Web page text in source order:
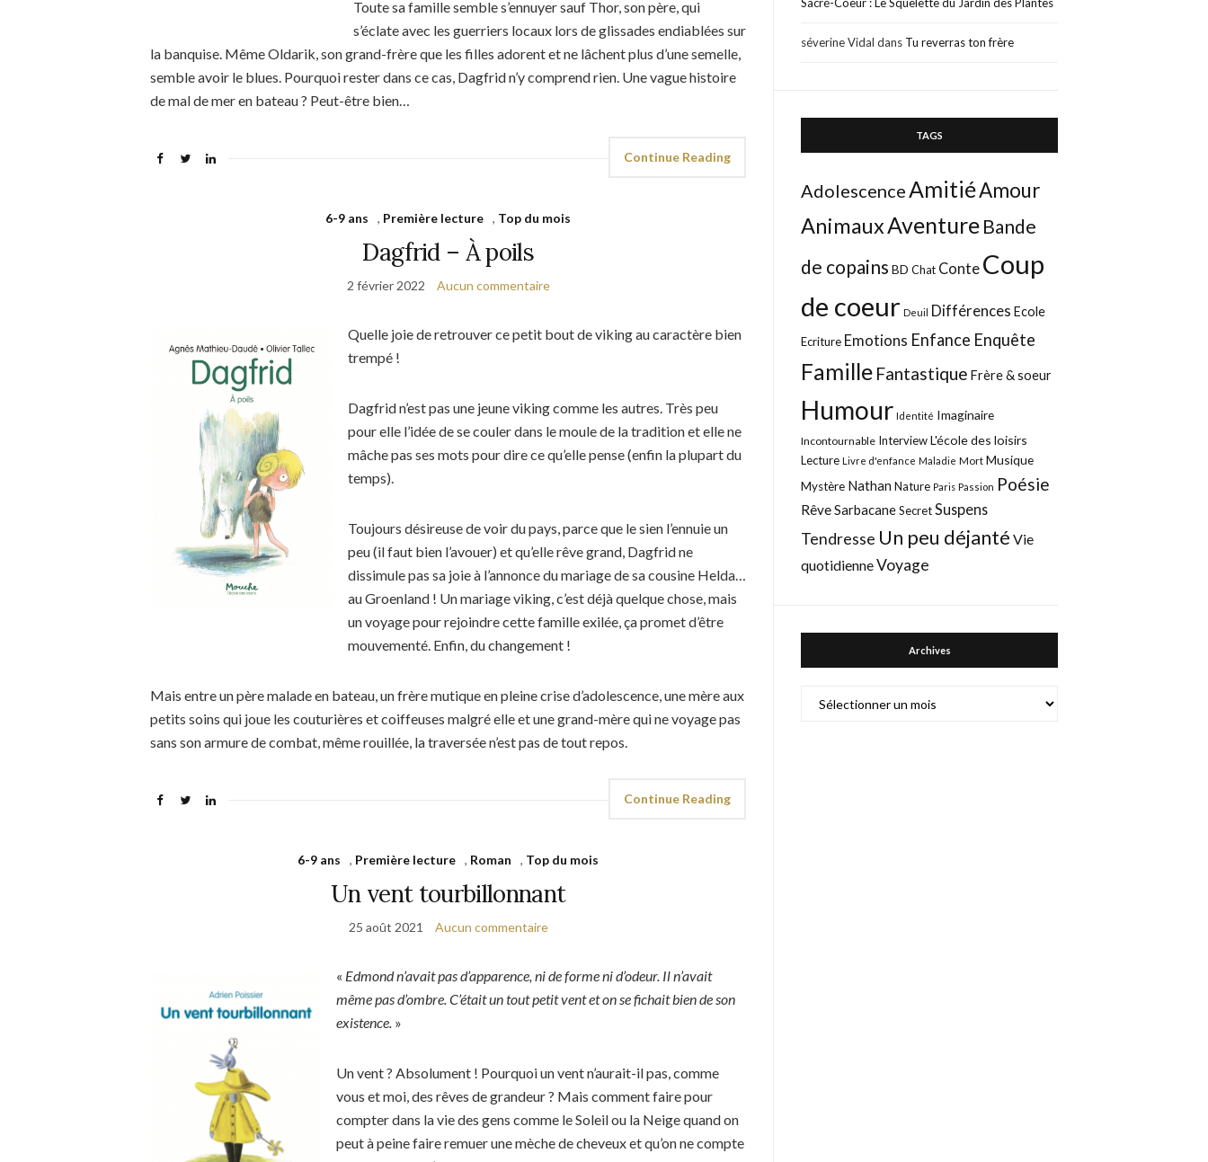
Toute sa famille semble s’ennuyer sauf Thor, son père, qui
s’éclate avec les guerriers locaux lors de glissades endiablées sur
la banquise. Même Oldarik, son grand-frère que les filles adorent et ne lâchent plus d’une semelle,
semble avoir le blues. Pourquoi rester dans ce cas, Dagfrid n’y comprend rien. Une vague histoire
de mal de mer en bateau ? Peut-être bien…
Continue Reading
6-9 ans , Première lecture , Top du mois
Dagfrid – À poils
2 février 2022 Aucun commentaire
Quelle joie de retrouver ce petit bout de viking au caractère bien
trempé !
Dagfrid n’est pas une jeune viking comme les autres. Très peu
pour elle l’idée de se couler dans le moule de la tradition et elle ne
mâche pas ses mots pour dire ce qu’elle pense (enfin la plupart du
temps).
Toujours désireuse de voir du pays, parce que le sien l’ennuie un
peu (il faut bien l’avouer) et qu’elle rêve grand, Dagfrid ne
dissimule pas sa joie à l’annonce du mariage de sa cousine Helda…
au Groenland ! Un mariage viking, c’est déjà quelque chose, mais
un voyage pour rejoindre cette famille exilée, ça promet d’être
mouvementé. Enfin, du changement !
Mais entre un père malade en bateau, un frère mutique en pleine crise d’adolescence, une mère aux
petits soins qui joue les couturières et coiffeuses malgré elle et une grand-mère qui ne voyage pas
sans son armure de combat, même rouillée, la traversée n’est pas de tout repos.
Continue Reading
6-9 ans , Première lecture , Roman , Top du mois
Un vent tourbillonnant
25 août 2021 Aucun commentaire
« Edmond n’avait pas d’apparence, ni de forme ni d’odeur. Il n’avait
même pas d’ombre. C’était un tout petit vent et on se fichait bien de son
existence. »
Un vent ? Absolument ! Pourquoi un vent n’aurait-il pas, comme
vous et moi, des rêves de grandeur ? Mais comment faire pour
compter dans la vie des gens comme le Soleil ou la Neige quand on
peut à peine faire remuer une mèche de cheveux et qu’on ne compte
séverine Vidal dans Tu reverras ton frère
TAGS
AdolescenceAmitiéAmour
AnimauxAventure Bande
de copains BD Chat Conte Coup
de coeur Deuil Différences Ecole
Ecriture Emotions Enfance Enquête
Famille Fantastique Frère & soeur
Humour Identité Imaginaire
Incontournable Interview L'école des loisirs
Lecture Livre d'enfance Maladie Mort Musique
Mystère Nathan Nature Paris Passion Poésie
RêveSarbacane Secret Suspens
Tendresse Un peu déjanté Vie
quotidienneVoyage
Archives